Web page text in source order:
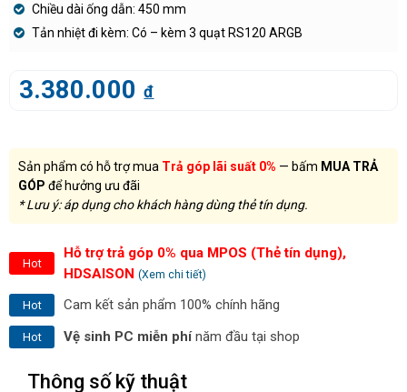
Chiều dài ống dẫn: 450 mm
Tản nhiệt đi kèm: Có – kèm 3 quạt RS120 ARGB
3.380.000 đ
Sản phẩm có hỗ trợ mua Trả góp lãi suất 0% — bấm MUA TRẢ
GÓP để hưởng ưu đãi
* Lưu ý: áp dụng cho khách hàng dùng thẻ tín dụng.
Hot
Hỗ trợ trả góp 0% qua MPOS (Thẻ tín dụng),
HDSAISON (Xem chi tiết)
Hot Cam kết sản phẩm 100% chính hãng
Hot Vệ sinh PC miễn phínăm đầu tại shop
Thông số kỹ thuật